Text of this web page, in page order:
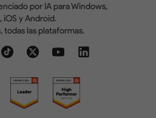
por IA para Windows,
iOS y Android.
todas las plataformas.